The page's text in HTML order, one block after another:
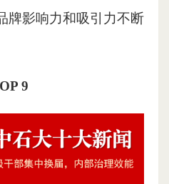
牌影响力和吸引力不断
9